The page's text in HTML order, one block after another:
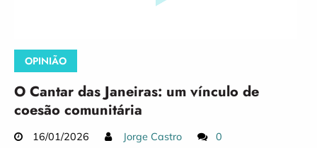
OPINIÃO
O Cantar das Janeiras: um vínculo de
coesão comunitária
16/01/2026 Jorge Castro 0